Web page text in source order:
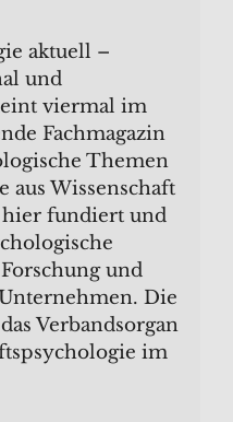
aktuell –
und
viermal im
Fachmagazin
Themen
aus Wissenschaft
fundiert und
und
Die
Verbandsorgan
im